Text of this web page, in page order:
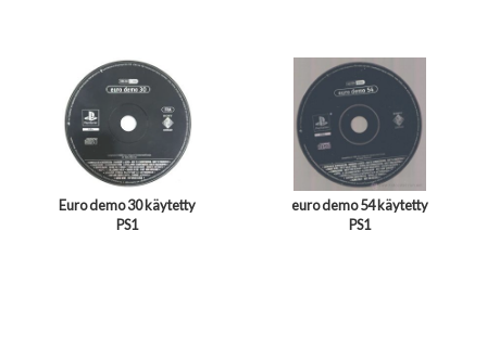
Euro demo 30 käytetty
PS1
euro demo 54 käytetty
PS1